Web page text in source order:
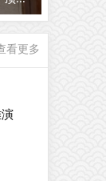
看更多